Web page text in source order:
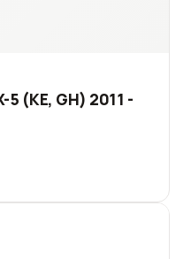
(KE, GH) 2011 -